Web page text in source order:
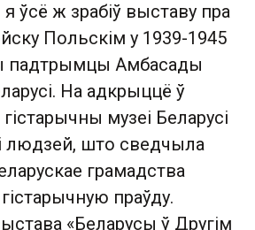
ўсё ж зрабіў выставу пра
Польскім у 1939-1945
падтрымцы Амбасады
На адкрыццё ў
музеі Беларусі
людзей, што сведчыла
грамадства
праўду.
«Беларусы ў Другім